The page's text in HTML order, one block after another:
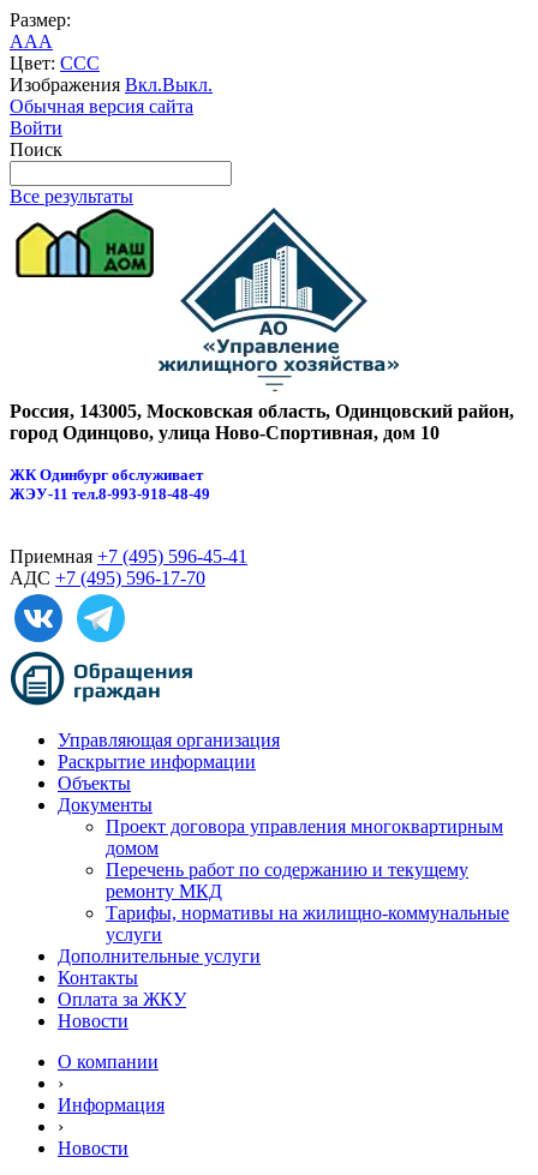
Размер:
AAA
Цвет: CCC
Изображения Вкл.Выкл.
Обычная версия сайта
Войти
Поиск
Все результаты
Россия, 143005, Московская область, Одинцовский район,
город Одинцово, улица Ново-Спортивная, дом 10
ЖК Одинбург обслуживает
ЖЭУ-11 тел.8-993-918-48-49
Приемная +7 (495) 596-45-41
АДС +7 (495) 596-17-70
Управляющая организация
Раскрытие информации
Объекты
Документы
Проект договора управления многоквартирным
домом
Перечень работ по содержанию и текущему
ремонту МКД
Тарифы, нормативы на жилищно-коммунальные
услуги
Дополнительные услуги
Контакты
Оплата за ЖКУ
Новости
О компании
›
Информация
›
Новости